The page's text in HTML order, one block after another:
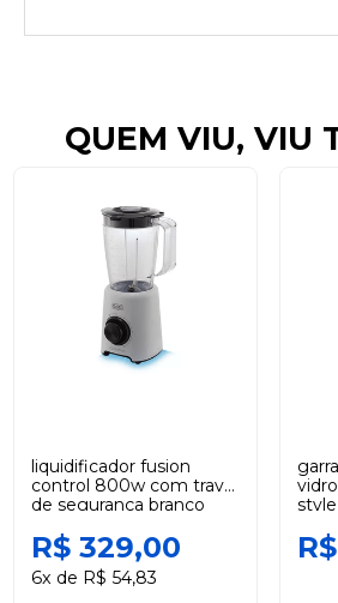
QUEM VIU, VIU
liquidificador fusion
control 800w com trava
de segurança branco
R$ 329,00
6x de R$ 54,83
vidro 1 l
style